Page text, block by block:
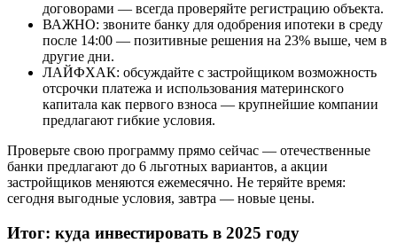
договорами — всегда проверяйте регистрацию объекта.
ВАЖНО: звоните банку для одобрения ипотеки в среду
после 14:00 — позитивные решения на 23% выше, чем в
другие дни.
ЛАЙФХАК: обсуждайте с застройщиком возможность
отсрочки платежа и использования материнского
капитала как первого взноса — крупнейшие компании
предлагают гибкие условия.
Проверьте свою программу прямо сейчас — отечественные
банки предлагают до 6 льготных вариантов, а акции
застройщиков меняются ежемесячно. Не теряйте время:
сегодня выгодные условия, завтра — новые цены.
Итог: куда инвестировать в 2025 году